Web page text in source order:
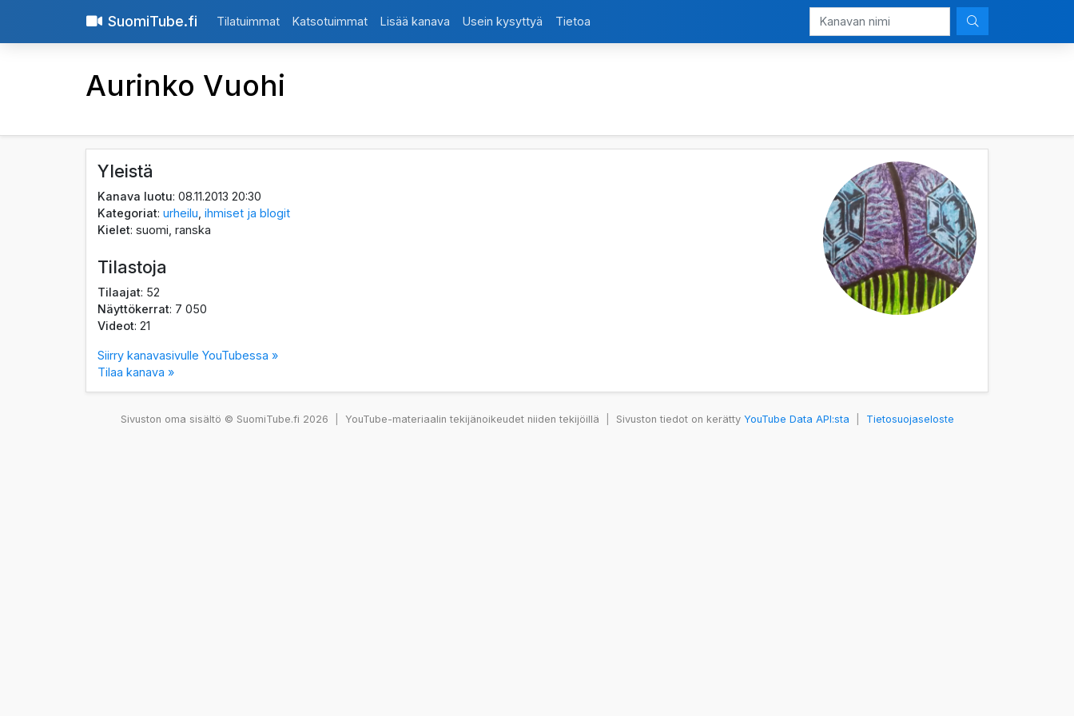
SuomiTube.fi Tilatuimmat Katsotuimmat Lisää kanava Usein kysyttyä Tietoa
Aurinko Vuohi
Yleistä
Kanava luotu: 08.11.2013 20:30
Kategoriat:urheilu ,ihmiset ja blogit
Kielet: suomi, ranska
Tilastoja
Tilaajat: 52
Näyttökerrat: 7 050
Videot: 21
Siirry kanavasivulle YouTubessa »
Tilaa kanava »
Sivuston oma sisältö © SuomiTube.fi 2026 YouTube-materiaalin tekijänoikeudet niiden tekijöillä Sivuston tiedot on kerätty YouTube Data API:sta Tietosuojaseloste